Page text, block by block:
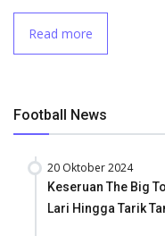
Read more
Football News
20 Oktober 2024
Keseruan The Big
Lari Hingga Tarik